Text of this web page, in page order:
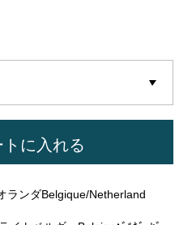
トに入れる
ランダBelgique/Netherland